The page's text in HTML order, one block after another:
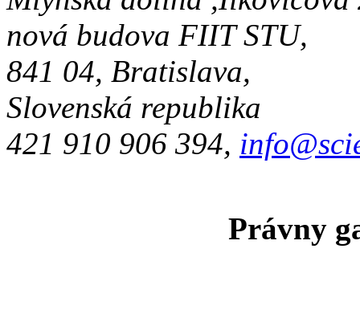
nová budova FIIT STU,
841 04, Bratislava,
Slovenská republika
421 910 906 394,
Právny